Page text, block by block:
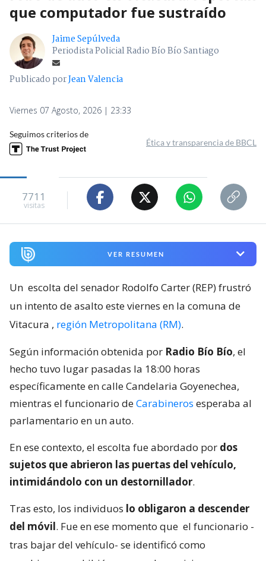
que computador fue sustraído
Jaime Sepúlveda
Periodista Policial Radio Bío Bío Santiago
Publicado porJean Valencia
Viernes 07 Agosto, 2026 | 23:33
Seguimos criterios de
Ética y transparencia de BBCL
7711
visitas
VER RESUMEN
Un escolta del senador Rodolfo Carter (REP) frustró
un intento de asalto este viernes en la comuna de
Vitacura , región Metropolitana (RM).
Según información obtenida por Radio Bío Bío, el
hecho tuvo lugar pasadas la 18:00 horas
específicamente en calle Candelaria Goyenechea,
mientras el funcionario deCarabineros esperaba al
parlamentario en un auto.
En ese contexto, el escolta fue abordado por dos
sujetos que abrieron las puertas del vehículo,
intimidándolo con un destornillador.
Tras esto, los individuos lo obligaron a descender
del móvil. Fue en ese momento que el funcionario -
tras bajar del vehículo- se identificó como